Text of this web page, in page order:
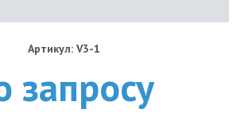
Артикул: V3-1
запросу